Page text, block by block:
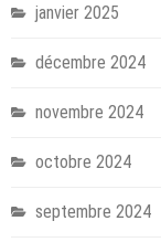
janvier 2025
décembre 2024
novembre 2024
octobre 2024
septembre 2024